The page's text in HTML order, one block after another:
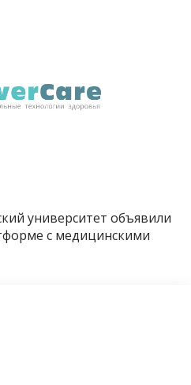
университет объявили
с медицинскими